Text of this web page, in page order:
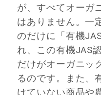
が、すべてオーガ
はありません。一
のだけに「有機
れ、この有機JAS
だけがオーガニッ
るのです。また、
けていない商品や